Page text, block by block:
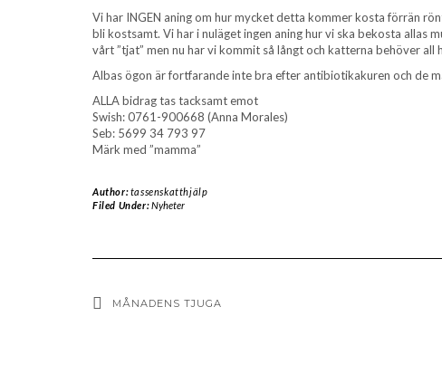
Vi har INGEN aning om hur mycket detta kommer kosta förrän
bli kostsamt. Vi har i nuläget ingen aning hur vi ska bekosta allas
vårt ”tjat” men nu har vi kommit så långt och katterna behöver all
Albas ögon är fortfarande inte bra efter antibiotikakuren och de
ALLA bidrag tas tacksamt emot
Swish: 0761-900668 (Anna Morales)
Seb: 5699 34 793 97
Märk med ”mamma”
Author:tassenskatthjälp
Filed Under:Nyheter
MÅNADENS TJUGA